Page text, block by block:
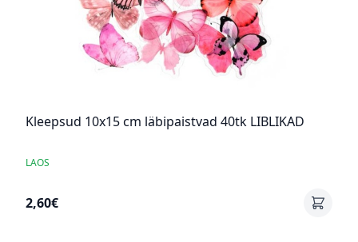
Kleepsud 10x15 cm läbipaistvad 40tk LIBLIKAD
LAOS
2,60€